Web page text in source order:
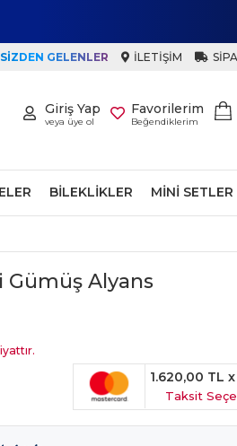
SIZDEN GELENLER İLETIŞIM
Favorilerim
Beğendiklerim
Giriş Yap
veya üye ol
BILEKLIKLER MINI SETLER
Gümüş Alyans
1.620,00 TL
Taksit